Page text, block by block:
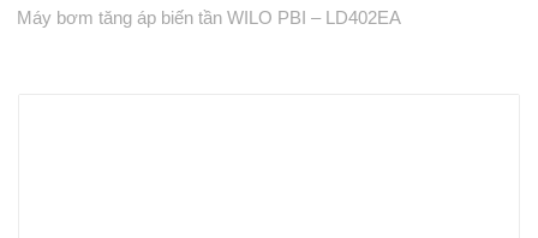
Máy bơm tăng áp biến tần WILO PBI – LD402EA